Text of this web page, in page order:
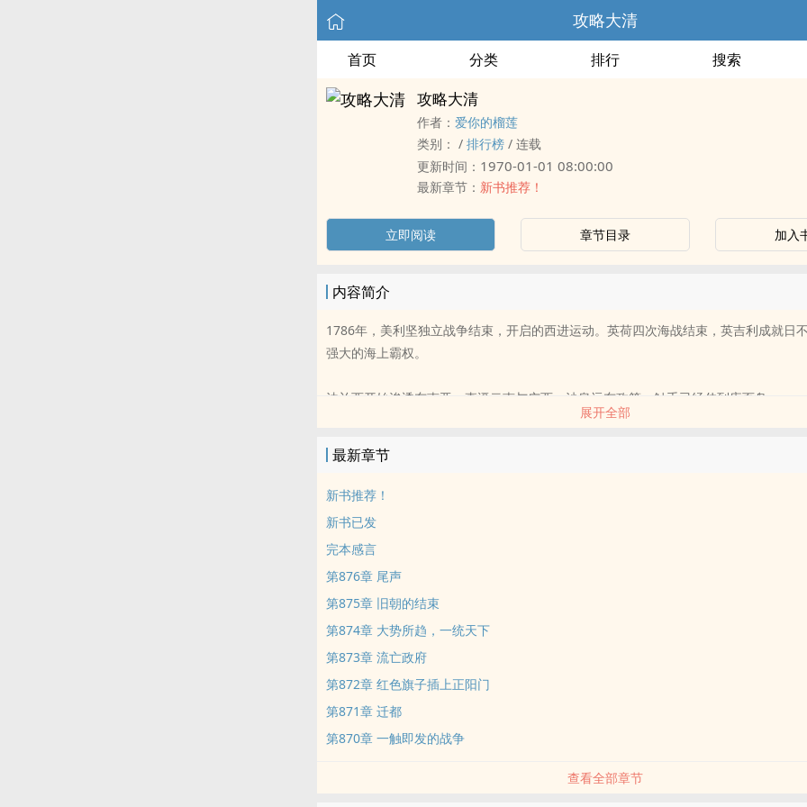
攻略大清
首页 分类 排行 搜索
攻略大清
作者： 爱你的榴莲
类别： / 排行榜 / 连载
更新时间： 1970-01-01 08:00:00
最新章节： 新书推荐！
立即阅读 章节目录 加入
内容简介
1786年，美利坚独立战争结束，开启的西进运动。英荷四次海战结束，英吉利成就日
强大的海上霸权。
法兰西开始渗透东南亚，直逼云南与广西。沙皇远东政策，触手已经伸到库页岛。
这场无休止的混战之中。
此时他并不知道，即将到来的一场巨变，会让他看清自己的无知与自大。
“不，大清是好样的，他的腐朽，养肥了我们共和国。”大清书友群：779833050
展开全部
最新章节
新书推荐！
新书已发
完本感言
第876章 尾声
第875章 旧朝的结束
第874章 大势所趋，一统天下
第873章 流亡政府
第872章 红色旗子插上正阳门
第871章 迁都
第870章 一触即发的战争
查看全部章节